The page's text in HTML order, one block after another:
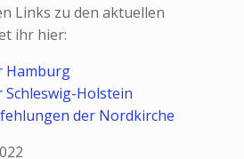
Links zu den aktuellen
ihr hier:
Hamburg
Holstein
der Nordkirche